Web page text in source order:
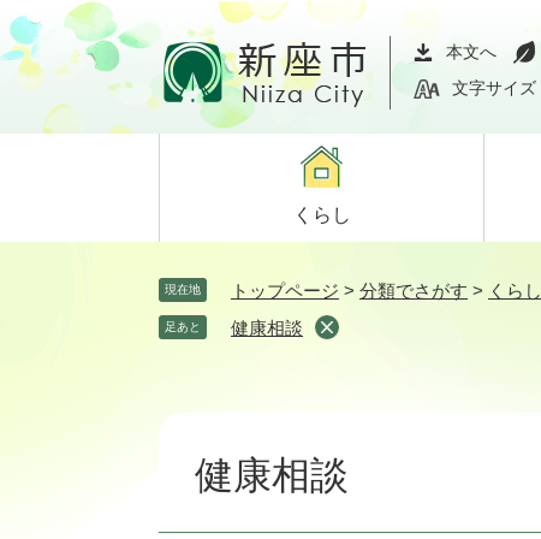
ペ
ー
ジ
メ
ニ
ュ
て
本文へ
文字サイズ
くらし
現在地 トップページ > 分類でさがす > くらし
足あと 健康相談
健康相談